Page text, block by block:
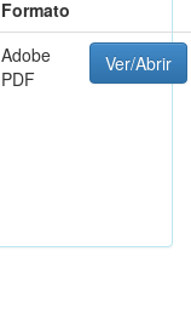
Formato
Adobe
PDF
Ver/Abrir